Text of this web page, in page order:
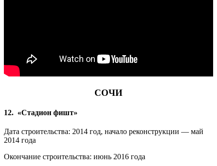
СОЧИ
12. «Стадион фишт»
Дата строительства: 2014 год, начало реконструкции — май
2014 года
Окончание строительства: июнь 2016 года